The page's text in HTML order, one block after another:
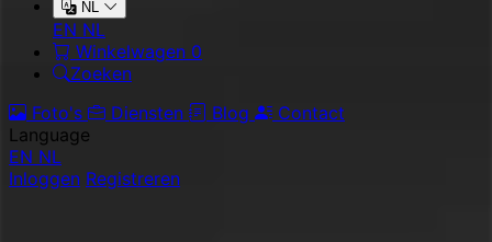
NL
EN NL
Winkelwagen 0
Zoeken
Foto's
Diensten Blog
Contact
Language
EN NL
Inloggen Registreren